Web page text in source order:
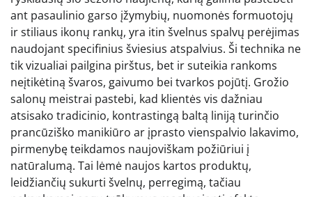
ant pasaulinio garso įžymybių, nuomonės formuotojų
ir stiliaus ikonų rankų, yra itin švelnus spalvų perėjimas
naudojant specifinius šviesius atspalvius. Ši technika ne
tik vizualiai pailgina pirštus, bet ir suteikia rankoms
neįtikėtiną švaros, gaivumo bei tvarkos pojūtį. Grožio
salonų meistrai pastebi, kad klientės vis dažniau
atsisako tradicinio, kontrastingą baltą liniją turinčio
prancūziško manikiūro ar įprasto vienspalvio lakavimo,
pirmenybę teikdamos naujoviškam požiūriui į
natūralumą. Tai lėmė naujos kartos produktų,
leidžiančių sukurti švelnų, perregimą, tačiau